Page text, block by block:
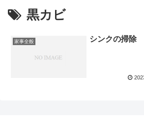
黒カビ
家事全般 シンクの掃除